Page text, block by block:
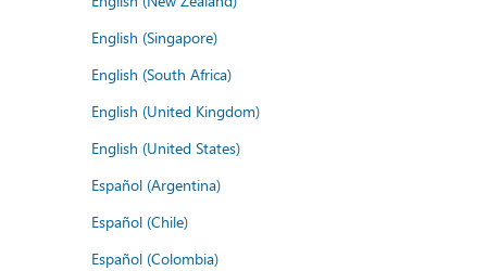
English (Singapore)
English (South Africa)
English (United Kingdom)
English (United States)
Español (Argentina)
Español (Chile)
Español (Colombia)